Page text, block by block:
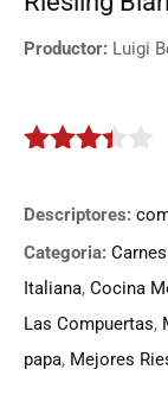
Productor: Luigi
Descriptores:
Categoria:
Italiana, Cocina
Las Compuertas,
papa, Mejores